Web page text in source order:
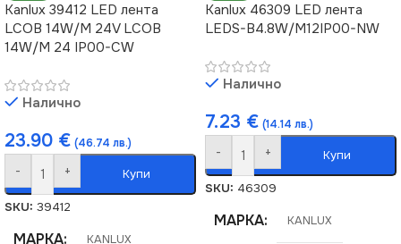
Kanlux 39412 LED лента
LCOB 14W/M 24V LCOB
14W/M 24 IP00-CW
Налично
23.90 € (46.74 лв.)
- + Купи
SKU: 39412
МАРКА KANLUX
Kanlux 46309 LED лента
LEDS-B4.8W/M12IP00-NW
Налично
7.23 € (14.14 лв.)
- + Купи
SKU: 46309
МАРКА KANLUX